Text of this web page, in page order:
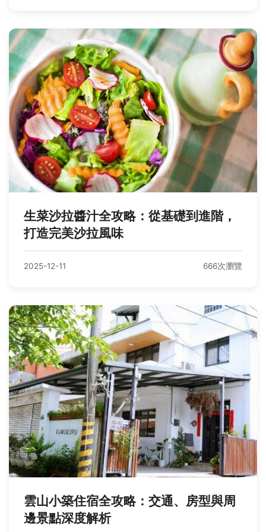
生菜沙拉醬汁全攻略：從基礎到進階，
打造完美沙拉風味
2025-12-11 666次瀏覽
雲山小築住宿全攻略：交通、房型與周
邊景點深度解析